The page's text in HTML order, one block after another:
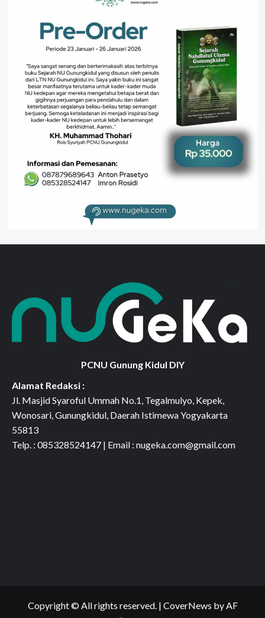
PCNU Gunung Kidul DIY
Alamat Redaksi :
Jl. Masjid Syaroful Ummah No.1, Tegalmulyo, Kepek,
Wonosari, Gunungkidul, Daerah Istimewa Yogyakarta
55813
Telp. : 085328524147 | Email : nugeka.com@gmail.com
Copyright © All rights reserved. | CoverNews by AF